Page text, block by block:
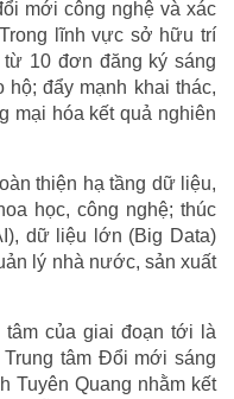
mới công nghệ và xác
lĩnh vực sở hữu trí
10 đơn đăng ký sáng
đẩy mạnh khai thác,
mại hóa kết quả nghiên
thiện hạ tầng dữ liệu,
học, công nghệ; thúc
dữ liệu lớn (Big Data)
lý nhà nước, sản xuất
tâm của giai đoạn tới là
tâm Đổi mới sáng
Tuyên Quang nhằm kết